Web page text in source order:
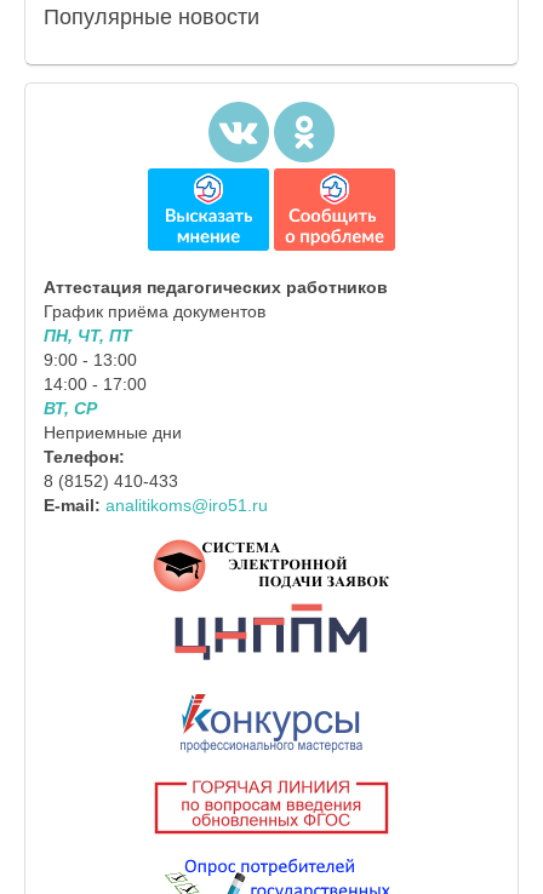
Популярные новости
Аттестация педагогических работников
График приёма документов
ПН, ЧТ, ПТ
9:00 - 13:00
14:00 - 17:00
ВТ, СР
Неприемные дни
Телефон:
8 (8152) 410-433
E-mail: analitikoms@iro51.ru